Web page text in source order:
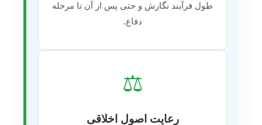
طول فرآیند نگارش و حتی پس از آن تا مرحله
دفاع.
⚖️
رعایت اصول اخلاقی